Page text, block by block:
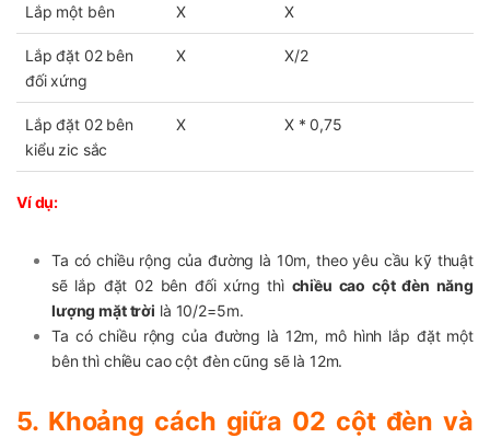
Lắp một bên X X
Lắp đặt 02 bên
đối xứng
X X/2
Lắp đặt 02 bên
kiểu zic sắc
X X * 0,75
Ví dụ:
Ta có chiều rộng của đường là 10m, theo yêu cầu kỹ thuật
sẽ lắp đặt 02 bên đối xứng thì chiều cao cột đèn năng
lượng mặt trời là 10/2=5m.
Ta có chiều rộng của đường là 12m, mô hình lắp đặt một
bên thì chiều cao cột đèn cũng sẽ là 12m.
5. Khoảng cách giữa 02 cột đèn và